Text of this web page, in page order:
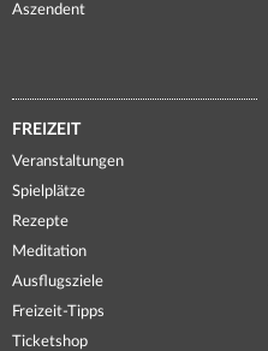
Aszendent
FREIZEIT
Veranstaltungen
Spielplätze
Rezepte
Meditation
Ausflugsziele
Freizeit-Tipps
Ticketshop